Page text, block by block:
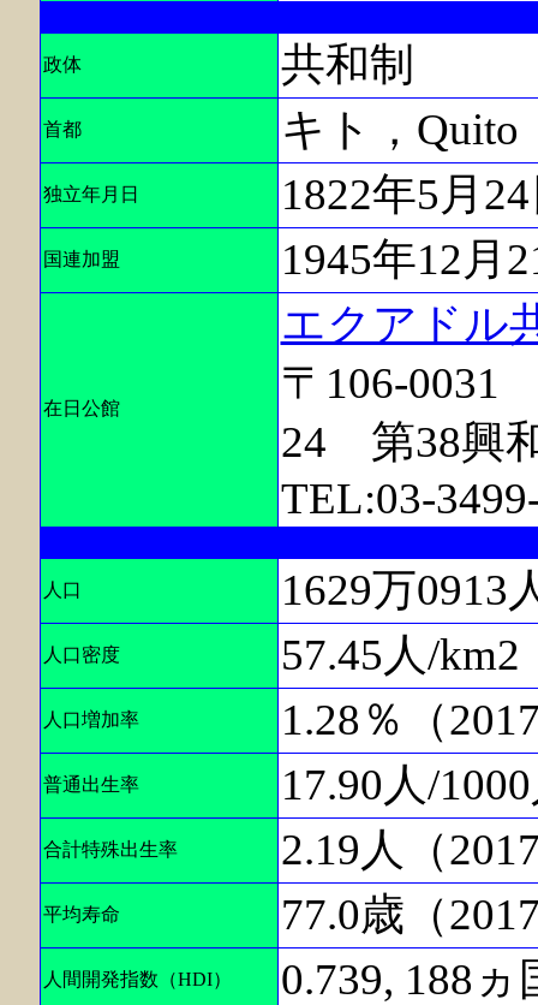
政体 共和制
首都 キト，Quito
独立年月日 1822年5月
国連加盟 1945年12月
在日公館
エクアドル
〒106-0031
24 第38興
TEL:03-
人口 1629万0913
人口密度 57.45人/
人口増加率 1.28％（
普通出生率 17.90人/
合計特殊出生率 2.19人（
平均寿命 77.0歳（
人間開発指数（HDI） 0.739, 188